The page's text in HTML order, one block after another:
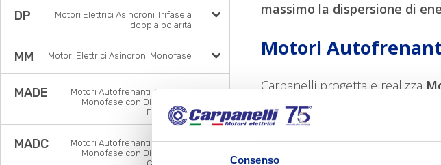
Consenso
DP
Motori Elettrici Asincroni Trifase a
doppia polarità
MM Motori Elettrici Asincroni Monofase
MADE
Motori Autofrenanti Asincroni
Monofase con Disgiuntore
Elettronico
MADC
Motori Autofrenanti Asincroni
Monofase con Disgiuntore
massimo la dispersione di
Motori
Carpanelli progetta e realizza
d'arresto, per la massima
motore, o in caso di mancanza